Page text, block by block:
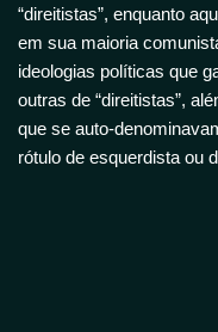
“direitistas”, enquanto
em sua maioria
ideologias políticas que
outras de “direitistas”,
que se auto-
rótulo de esquerdista ou